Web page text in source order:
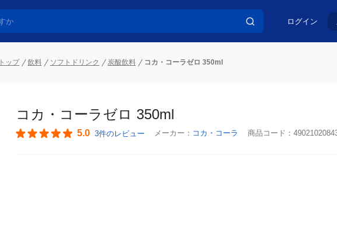
ログイン
トップ 飲料 ソフトドリンク 炭酸飲料 コカ・コーラゼロ 350ml
コカ・コーラゼロ 350ml
5.0 3件のレビュー メーカー： コカ・コーラ 商品コード：